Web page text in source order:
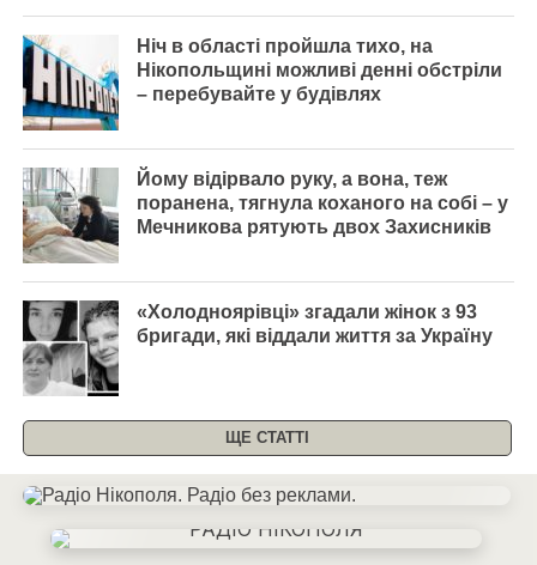
Ніч в області пройшла тихо, на
Нікопольщині можливі денні обстріли
– перебувайте у будівлях
Йому відірвало руку, а вона, теж
поранена, тягнула коханого на собі – у
Мечникова рятують двох Захисників
«Холодноярівці» згадали жінок з 93
бригади, які віддали життя за Україну
ЩЕ СТАТТІ